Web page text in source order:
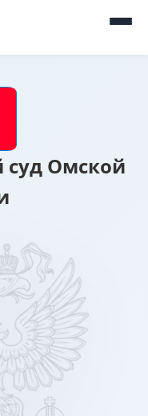
суд Омской